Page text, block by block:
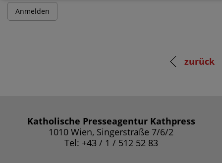
zurück
Katholische Presseagentur Kathpress
1010 Wien, Singerstraße 7/6/2
Tel: +43 / 1 / 512 52 83